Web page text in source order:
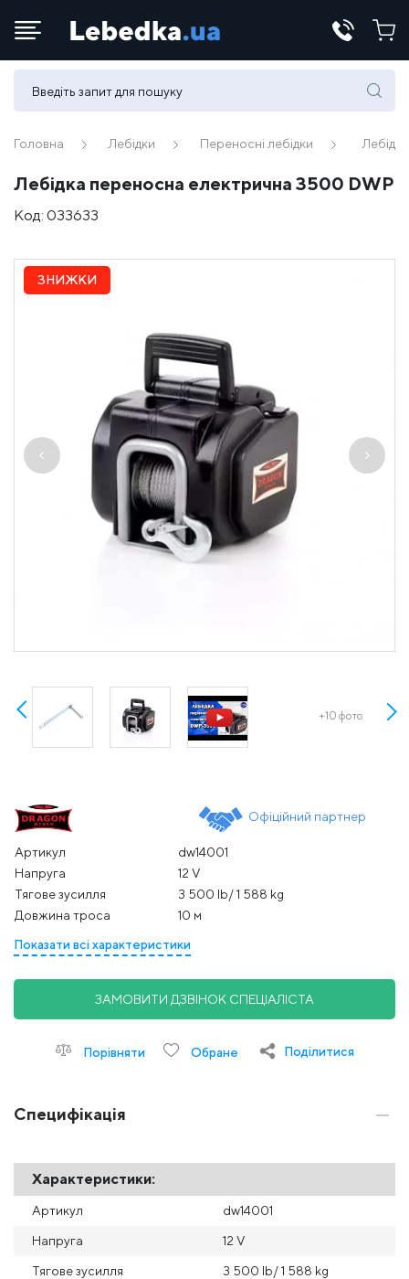
Телефони:
(067) 430 82-15
Головна Лебідки Переносні лебідки
Лебідка переносна електрична 3500 DWP
Код: 033633
+10 фото
ЗНИЖКИ
Офіційний партнер
Артикул
dw14001
Напруга
12 V
Тягове зусилля
3 500 Ib/ 1 588 kg
Довжина троса
10 м
Показати всі характеристики
ЗАМОВИТИ ДЗВІНОК СПЕЦІАЛІСТА
Порівняти Обране Поділитися
Специфікація
Характеристики:
Артикул dw14001
Напруга 12 V
Тягове зусилля 3 500 Ib/ 1 588 kg